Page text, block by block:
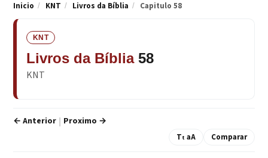
Inicio / KNT / Livros da Bíblia / Capitulo 58
KNT
Livros da Bíblia 58
KNT
← Anterior Proximo →
Tt aA Comparar